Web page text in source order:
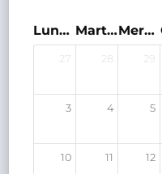
Lunedì Martedì Mercoledì
27 28 29
3 4 5
10 11 12